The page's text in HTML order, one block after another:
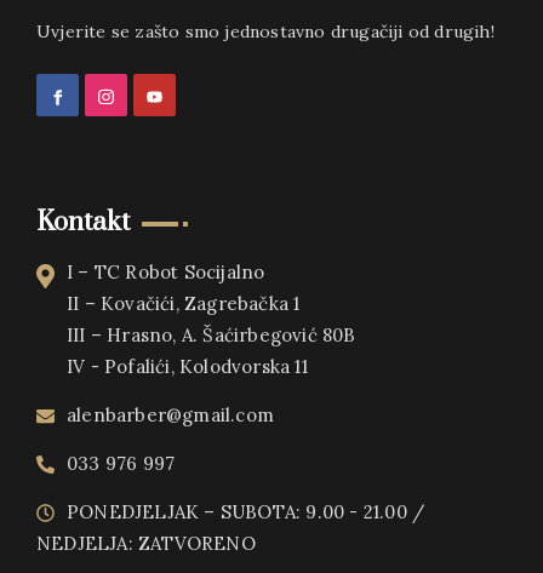
Uvjerite se zašto smo jednostavno drugačiji od drugih!
Kontakt
I – TC Robot Socijalno
II – Kovačići, Zagrebačka 1
III – Hrasno, A. Šaćirbegović 80B
IV - Pofalići, Kolodvorska 11
alenbarber@gmail.com
033 976 997
PONEDJELJAK – SUBOTA: 9.00 - 21.00 /
NEDJELJA: ZATVORENO